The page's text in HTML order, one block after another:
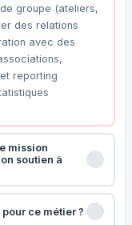
groupe (ateliers,
des relations
avec des
reporting
mission
soutien à
ce métier ?